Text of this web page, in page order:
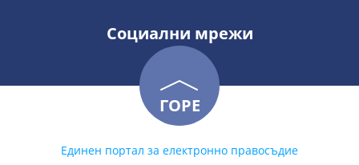
Социални мрежи
ГОРЕ
Единен портал за електронно правосъдие